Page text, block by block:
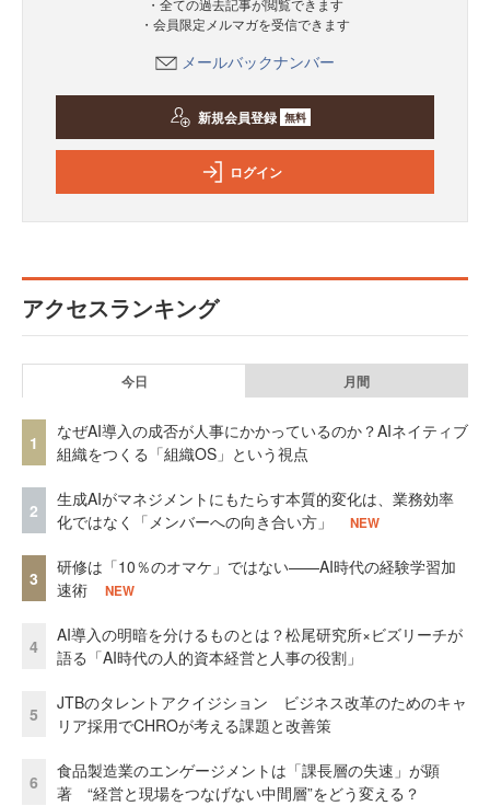
・全ての過去記事が閲覧できます
・会員限定メルマガを受信できます
メールバックナンバー
新規会員登録 無料
ログイン
アクセスランキング
今日 月間
1
なぜAI導入の成否が人事にかかっているのか？AIネイティブ
組織をつくる「組織OS」という視点
2
生成AIがマネジメントにもたらす本質的変化は、業務効率
化ではなく「メンバーへの向き合い方」
NEW
3
研修は「10％のオマケ」ではない——AI時代の経験学習加
速術
NEW
4
AI導入の明暗を分けるものとは？松尾研究所×ビズリーチが
語る「AI時代の人的資本経営と人事の役割」
5
JTBのタレントアクイジション ビジネス改革のためのキャ
リア採用でCHROが考える課題と改善策
6
食品製造業のエンゲージメントは「課長層の失速」が顕
著 “経営と現場をつなげない中間層”をどう変える？